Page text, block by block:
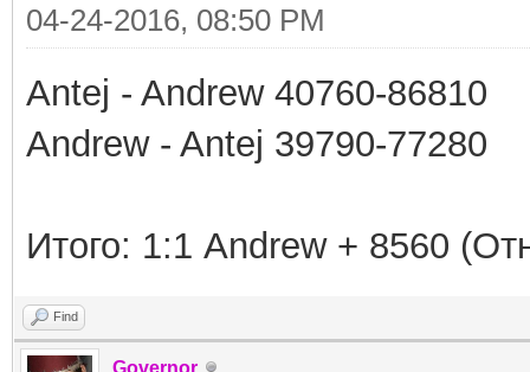
04-24-2016, 08:50 PM
Antej - Andrew 40760-86810
Andrew - Antej 39790-77280
Итого: 1:1 Andrew + 8560 (
Find
Governor